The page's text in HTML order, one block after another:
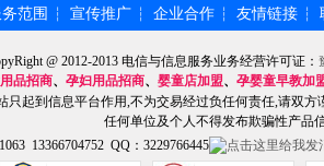
范围 ┆ 宣传推广 ┆ 企业合作 ┆ 友情链接 ┆
@ 2012-2013 电信与信息服务业务经营许可证：
品招商、 孕妇用品招商、 婴童店加盟、 孕婴童早教加
只起到信息平台作用,不为交易经过负任何责任,请双方
任何单位及个人不得发布欺骗性产品
13366704752 QQ：3229766445